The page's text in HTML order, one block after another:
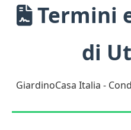
Termini
di
GiardinoCasa Italia -